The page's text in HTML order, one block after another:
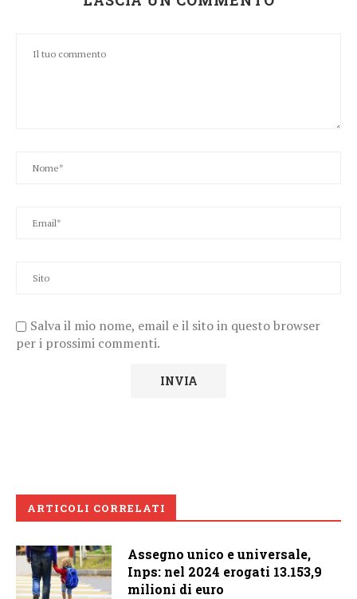
Salva il mio nome, email e il sito in questo browser
per i prossimi commenti.
ARTICOLI CORRELATI
Assegno unico e universale,
Inps: nel 2024 erogati 13.153,9
milioni di euro